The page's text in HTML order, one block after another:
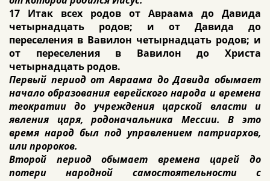
17 Итак всех родов от Авраама до Давида
четырнадцать родов; и от Давида до
переселения в Вавилон четырнадцать родов; и
от переселения в Вавилон до Христа
четырнадцать родов.
Первый период от Авраама до Давида обымает
начало образования еврейского народа и времена
теократии до учреждения царской власти и
явления царя, родоначальника Мессии. В это
время народ был под управлением патриархов,
или пророков.
Второй период обымает времена царей до
потери народной самостоятельности с